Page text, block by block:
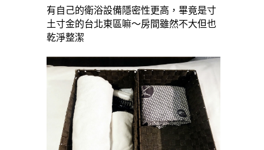
有自己的衛浴設備隱密性更高，畢竟是寸
土寸金的台北東區嘛～房間雖然不大但也
乾淨整潔